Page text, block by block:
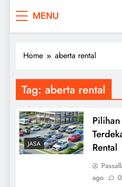
MENU
Home aberta rental
Tag: aberta rental
JASA
Rental
ago
0